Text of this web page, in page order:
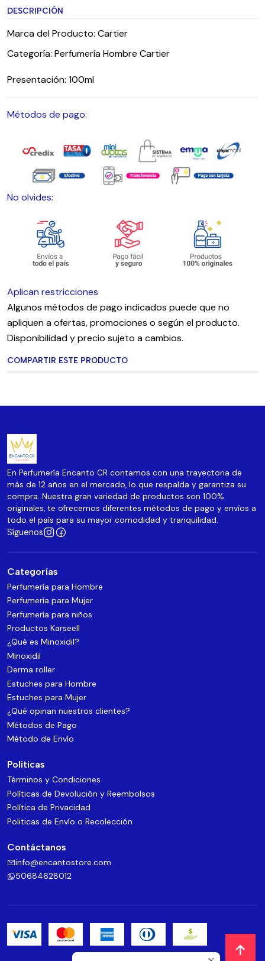
DESCRIPCIÓN
Marca del Producto: Cartier
Categoría: Perfumería Hombre Cartier
Presentación: 100ml
Métodos de pago:
No olvides:
Aplican restricciones
Algunos métodos de pago indicados puede que no
apliquen a ofertas, promociones o según el producto.
Disponibilidad y precio sujeto a cambios.
COMPARTIR ESTE PRODUCTO
En Perfumería Encanto CR contamos con una trayectoria de
más de 12 años en el mercado, lo que respalda y garantiza su
compra. Nuestra gran variedad de productos son 100%
originales, te ofrecemos diferentes métodos de pago y envíos a
todo el país para su mayor comodidad y tranquilidad.
Síguenos
Categorías
Perfumería para Hombre
Perfumería para Mujer
Perfumería para niños
Productos Karseell
¿Qué es Minoxidil?
Minoxidil
Derma roller
Estuches para Hombre
Estuches para Mujer
¿Qué opinan nuestros clientes?
Métodos de Pago
Método de Envío
Politicas
Términos y Condiciones
Políticas de Devolución y Reembolsos
Política de Privacidad
Politicas de Envío o Recolección
Contáctanos
info@encantostore.com
50684628012